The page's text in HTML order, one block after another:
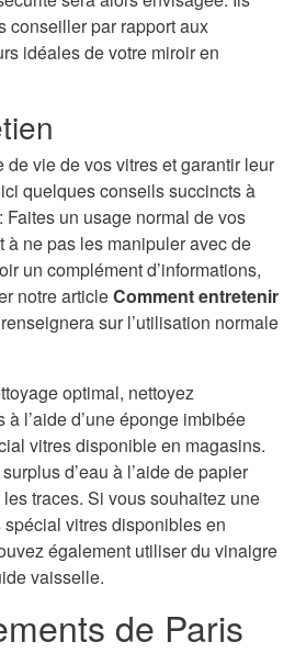
conseiller par rapport aux
idéales de votre miroir en
vie de vos vitres et garantir leur
quelques conseils succincts à
un usage normal de vos
à ne pas les manipuler avec de
un complément d’informations,
notre articleComment entretenir
sur l’utilisation normale
optimal, nettoyez
l’aide d’une éponge imbibée
vitres disponible en magasins.
d’eau à l’aide de papier
traces. Si vous souhaitez une
vitres disponibles en
également utiliser du vinaigre
vaisselle.
de Paris